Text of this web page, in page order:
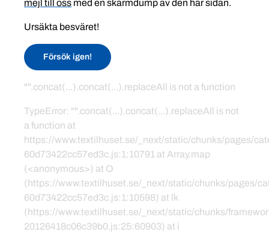
mejl till oss med en skärmdump av den här sidan.
Ursäkta besväret!
Försök igen!
"".concat(...).concat(...).replaceAll is not a function
TypeError: "".concat(...).concat(...).replaceAll is not
a function at
https://www.textilhuset.se/_next/static/chunks/pages/
60d73422cc57ed3c.js:1:10791 at Array.map
(<anonymous>) at O
(https://www.textilhuset.se/_next/static/chunks/pages/
60d73422cc57ed3c.js:1:10598) at lk
(https://www.textilhuset.se/_next/static/chunks/
20126418c06c39b0.js:25:60903) at i